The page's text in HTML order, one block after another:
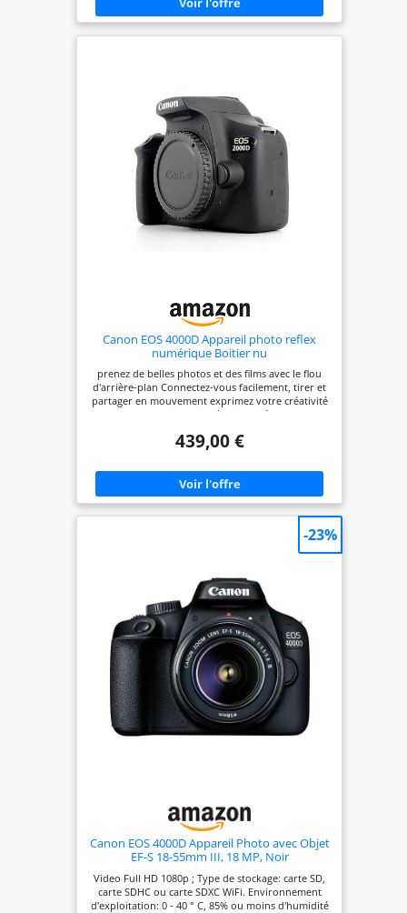
Canon EOS 4000D Appareil photo reflex
numérique Boitier nu
prenez de belles photos et des films avec le flou
d'arrière-plan Connectez-vous facilement, tirer et
partager en mouvement exprimez votre créativité
avec des conseils faciles à suivre Découvrez la
eos 4000d corps, efs 1855mm f/ 3.55.6 iii, eyecup
lpe10 batterie, chargeur de batterie lce10e
439,00 €
Canon EOS 4000D Appareil Photo avec Objet
EF-S 18-55mm III, 18 MP, Noir
Video Full HD 1080p ; Type de stockage: carte SD,
carte SDHC ou carte SDXC WiFi. Environnement
d'exploitation: 0 - 40 ° C, 85% ou moins d'humidité
-23%